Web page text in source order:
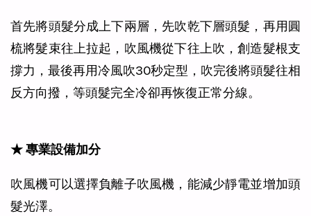
首先將頭髮分成上下兩層，先吹乾下層頭髮，再用圓
梳將髮束往上拉起，吹風機從下往上吹，創造髮根支
撐力，最後再用冷風吹30秒定型，吹完後將頭髮往相
反方向撥，等頭髮完全冷卻再恢復正常分線。
★ 專業設備加分
吹風機可以選擇負離子吹風機，能減少靜電並增加頭
髮光澤。